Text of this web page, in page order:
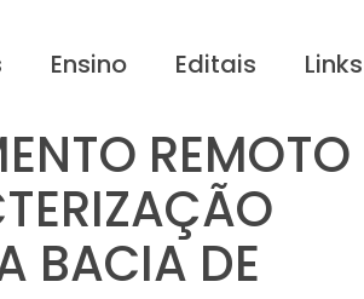
Ensino Editais
REMOTO
BACIA DE